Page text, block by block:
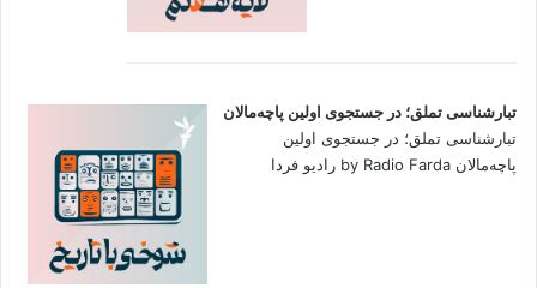
تبارشناسی تملق؛ در جستجوی اولین‌ پاچه‌مالان
تبارشناسی تملق؛ در جستجوی اولین‌
پاچه‌مالان by Radio Farda رادیو فردا